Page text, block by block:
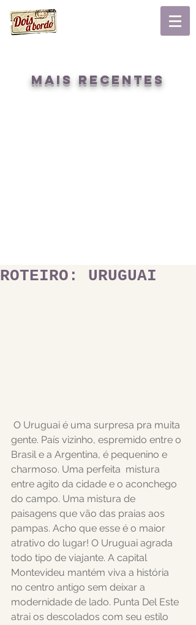
mais recentes
ROTEIRO: URUGUAI
O Uruguai é uma surpresa pra muita
gente. País vizinho, espremido entre o
Brasil e a Argentina, é pequenino e
charmoso. Uma perfeita  mistura
entre agito da cidade e o aconchego
do campo. Uma mistura de
paisagens que vão das praias aos
pampas. Acho que esse é o maior
atrativo do lugar! O Uruguai agrada
todo tipo de viajante. A capital
Montevideu mantém viva a história
no centro antigo sem deixar a
modernidade de lado. Punta Del Este
atrai os descolados com seu estilo